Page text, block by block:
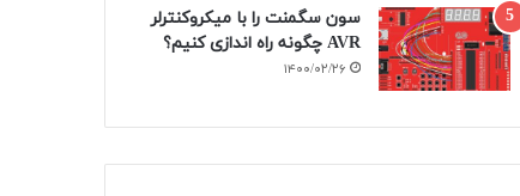
سون سگمنت را با میکروکنترلر
AVR چگونه راه اندازی کنیم؟
۱۴۰۰/۰۲/۲۶